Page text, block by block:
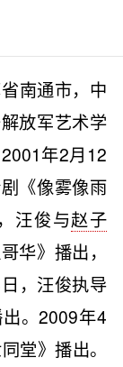
南通市，中
放军艺术学
年2月12
《像雾像雨
汪俊与赵子
华》播出，
，汪俊执导
。2009年4
堂》播出。